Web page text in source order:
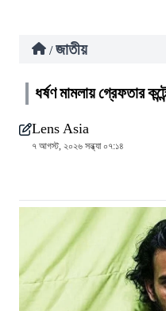
/ জাতীয়
ধর্ষণ মামলায় গ্রেফতার
Lens Asia
৭ আগস্ট, ২০২৬ সন্ধ্যা ০৭:১৪